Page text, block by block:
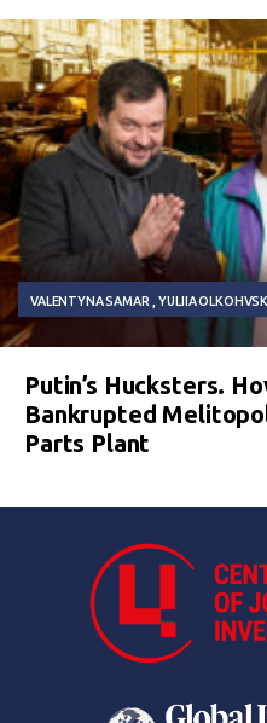
VALENTYNA SAMAR YULIIA
Putin’s Hucksters.
Bankrupted
Parts Plant